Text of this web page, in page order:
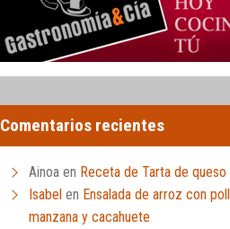
Comentarios recientes
Ainoa en Receta de Tarta de queso
Isabel en Ensalada de arroz con
manzana y cacahuete